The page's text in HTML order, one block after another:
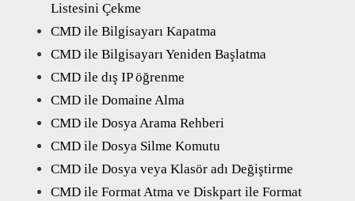
Listesini Çekme
CMD ile Bilgisayarı Kapatma
CMD ile Bilgisayarı Yeniden Başlatma
CMD ile dış IP öğrenme
CMD ile Domaine Alma
CMD ile Dosya Arama Rehberi
CMD ile Dosya Silme Komutu
CMD ile Dosya veya Klasör adı Değiştirme
CMD ile Format Atma ve Diskpart ile Format